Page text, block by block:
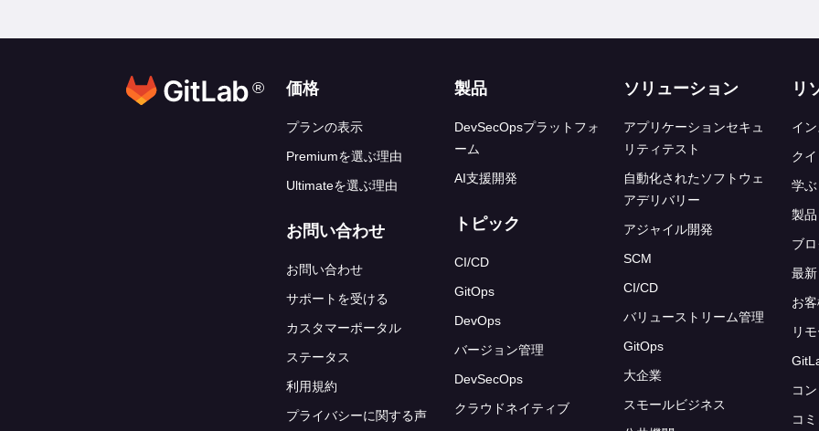
® フッターリンク
価格
プランの表示
Premiumを選ぶ理由
Ultimateを選ぶ理由
お問い合わせ
お問い合わせ
サポートを受ける
カスタマーポータル
ステータス
利用規約
プライバシーに関する声
製品
DevSecOpsプラットフォ
ーム
AI支援開発
トピック
CI/CD
GitOps
DevOps
バージョン管理
DevSecOps
クラウドネイティブ
ソリューション
アプリケーションセキュ
リティテスト
自動化されたソフトウェ
アデリバリー
アジャイル開発
SCM
CI/CD
バリューストリーム管理
GitOps
大企業
スモールビジネス
リ
イ
ク
学ぶ
製
ブ
最
お
リ
コ
コ